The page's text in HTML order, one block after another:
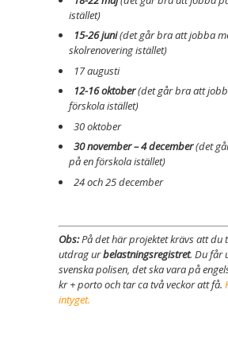
istället)
15-26 juni(det går bra att jobba
skolrenovering istället)
17 augusti
12-16 oktober(det går bra att
förskola istället)
30 oktober
30 november – 4 december(det
på en förskola istället)
24 och 25 december
Obs:På det här projektet krävs att du
utdrag urbelastningsregistret. Du får
svenska polisen, det ska vara på
kr + porto och tar ca två veckor att få.
intyget.